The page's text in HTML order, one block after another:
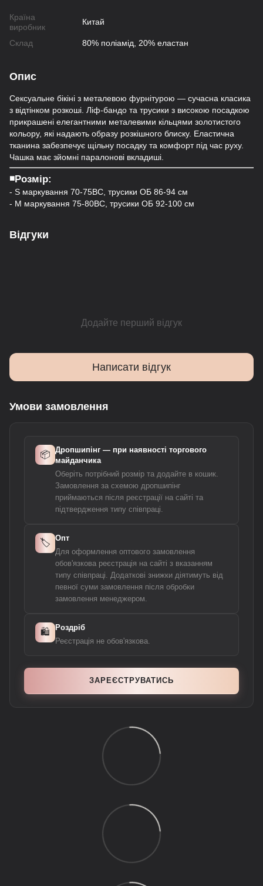
Країна
виробник
Китай
Склад 80% поліамід, 20% еластан
Опис
Сексуальне бікіні з металевою фурнітурою — сучасна класика
з відтінком розкоші. Ліф-бандо та трусики з високою посадкою
прикрашені елегантними металевими кільцями золотистого
кольору, які надають образу розкішного блиску. Еластична
тканина забезпечує щільну посадку та комфорт під час руху.
Чашка має зйомні паралонові вкладиші.
◾️Розмір:
- S маркування 70-75ВС, трусики ОБ 86-94 см
- M маркування 75-80ВС, трусики ОБ 92-100 см
Відгуки
Додайте перший відгук
Написати відгук
Умови замовлення
📦 Дропшипінг — при наявності торгового
майданчика
Оберіть потрібний розмір та додайте в кошик.
Замовлення за схемою дропшипінг
приймаються після реєстрації на сайті та
підтвердження типу співпраці.
🏷️ Опт
Для оформлення оптового замовлення
обов'язкова реєстрація на сайті з вказанням
типу співпраці. Додаткові знижки діятимуть від
певної суми замовлення після обробки
замовлення менеджером.
🛍️ Роздріб
Реєстрація не обов'язкова.
ЗАРЕЄСТРУВАТИСЬ